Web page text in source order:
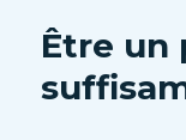
Être un